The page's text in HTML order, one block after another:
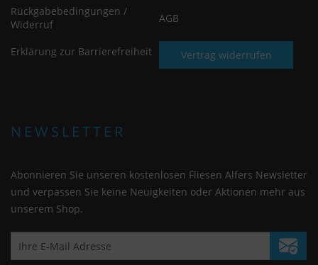
Rückgabebedingungen /
Widerruf
AGB
Erklärung zur Barrierefreiheit Vertrag widerrufen
NEWSLETTER
Abonnieren Sie unseren kostenlosen Fliesen Alfers Newsletter
und verpassen Sie keine Neuigkeiten oder Aktionen mehr aus
unserem Shop.